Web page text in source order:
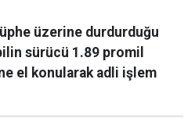
üzerine durdurduğu
sürücü 1.89 promil
el konularak adli işlem